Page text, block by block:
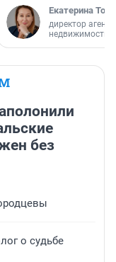
Екатерина
директор
недвижимости
без
о судьбе